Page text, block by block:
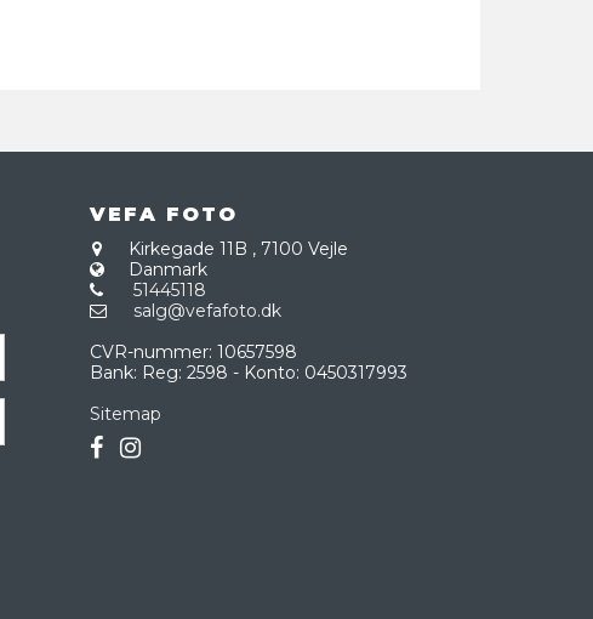
VEFA FOTO
Kirkegade 11B ,7100 Vejle
Danmark
51445118
salg@vefafoto.dk
CVR-nummer: 10657598
Bank: Reg: 2598 - Konto: 0450317993
Sitemap